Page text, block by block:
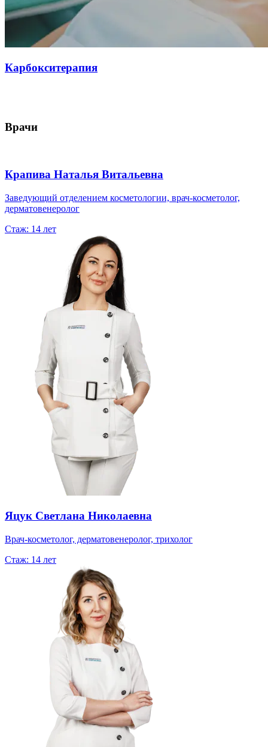
Карбокситерапия
Врачи
Крапива Наталья Витальевна
Заведующий отделением косметологии, врач-косметолог,
дерматовенеролог
Стаж: 14 лет
Яцук Светлана Николаевна
Врач-косметолог, дерматовенеролог, трихолог
Стаж: 14 лет